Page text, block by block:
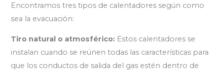
Encontramos tres tipos de calentadores según como
sea la evacuación:
Tiro natural o atmosférico: Estos calentadores se
instalan cuando se reúnen todas las características para
que los conductos de salida del gas estén dentro de